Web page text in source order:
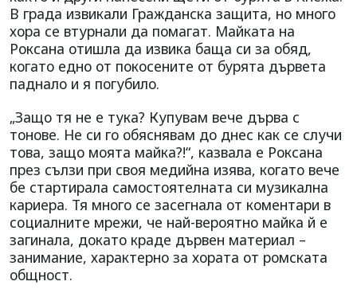
В града извикали Гражданска защита, но много
хора се втурнали да помагат. Майката на
Роксана отишла да извика баща си за обяд,
когато едно от покосените от бурята дървета
паднало и я погубило.
„Защо тя не е тука? Купувам вече дърва с
тонове. Не си го обяснявам до днес как се случи
това, защо моята майка?!“, казвала е Роксана
през сълзи при своя медийна изява, когато вече
бе стартирала самостоятелната си музикална
кариера. Тя много се засегнала от коментари в
социалните мрежи, че най-вероятно майка й е
загинала, докато краде дървен материал –
занимание, характерно за хората от ромската
общност.